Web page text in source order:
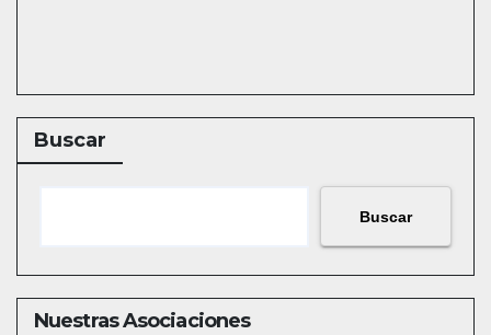
Buscar
Buscar
Nuestras Asociaciones